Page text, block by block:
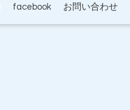
facebook お問い合わせ